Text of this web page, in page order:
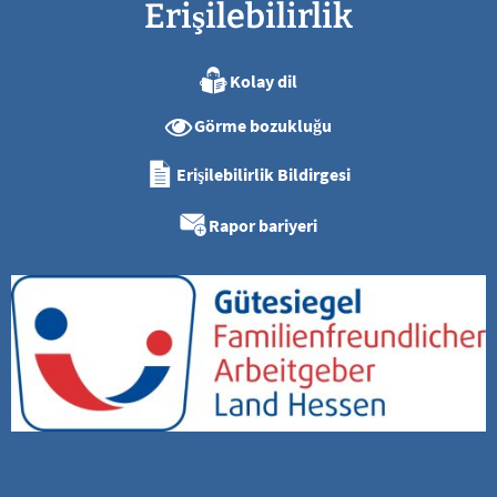
Erişilebilirlik
Kolay dil
Görme bozukluğu
Erişilebilirlik Bildirgesi
Rapor bariyeri